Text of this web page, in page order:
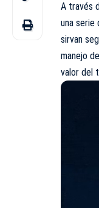
A través
una serie
sirvan
manejo
valor del